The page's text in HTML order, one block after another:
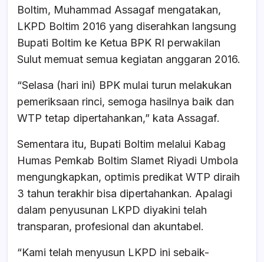
Boltim, Muhammad Assagaf mengatakan,
LKPD Boltim 2016 yang diserahkan langsung
Bupati Boltim ke Ketua BPK RI perwakilan
Sulut memuat semua kegiatan anggaran 2016.
“Selasa (hari ini) BPK mulai turun melakukan
pemeriksaan rinci, semoga hasilnya baik dan
WTP tetap dipertahankan,” kata Assagaf.
Sementara itu, Bupati Boltim melalui Kabag
Humas Pemkab Boltim Slamet Riyadi Umbola
mengungkapkan, optimis predikat WTP diraih
3 tahun terakhir bisa dipertahankan. Apalagi
dalam penyusunan LKPD diyakini telah
transparan, profesional dan akuntabel.
“Kami telah menyusun LKPD ini sebaik-